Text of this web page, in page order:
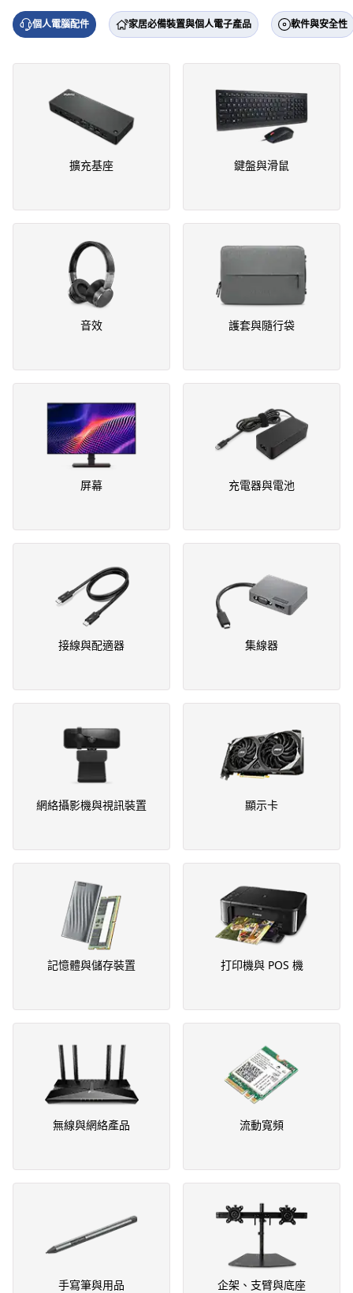
個人電腦配件 家居必備裝置與個人電子產品 軟件與安全性
擴充基座 鍵盤與滑鼠
音效 護套與隨行袋
屏幕 充電器與電池
接線與配適器 集線器
網絡攝影機與視訊裝置 顯示卡
記憶體與儲存裝置 打印機與 POS 機
無線與網絡產品 流動寬頻
手寫筆與用品 企架、支臂與底座